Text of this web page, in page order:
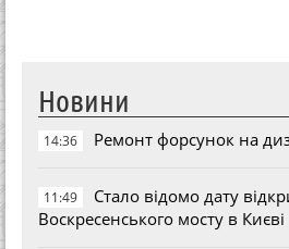
Новини
14:36 Ремонт форсунок на
11:49
Стало відомо дату
Воскресенського мосту в Києві